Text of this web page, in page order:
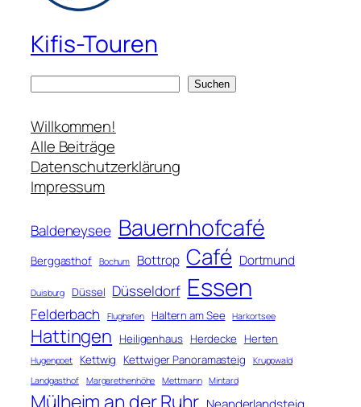
Kifis-Touren
c
h
e
n
Suchen
Willkommen!
Alle Beiträge
Datenschutzerklärung
Impressum
Baldeneysee Bauernhofcafé
Berggasthof Bochum Bottrop Café Dortmund
Duisburg Düssel Düsseldorf Essen
Felderbach Flughafen Haltern am See Harkortsee
Hattingen Heiligenhaus Herdecke Herten
Hugenpoet Kettwig Kettwiger Panoramasteig
Kruppwald
Landgasthof
Margarethenhöhe Mettmann Mintard
Mülheim an der Ruhr